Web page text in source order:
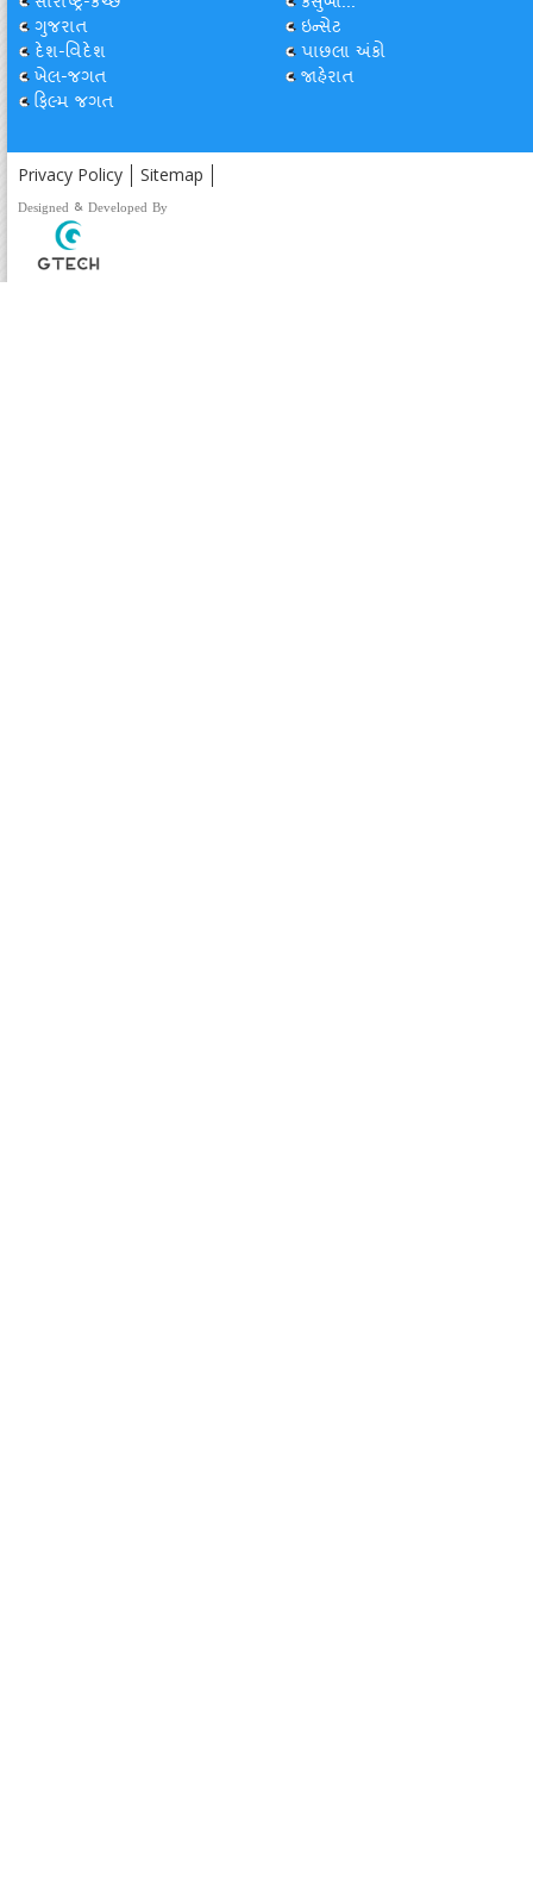
ગુજરાત
દેશ-વિદેશ
ખેલ-જગત
ફિલ્મ જગત
ઇન્સેટ
પાછલા અંકો
જાહેરાત
Privacy Policy Sitemap
Designed & Developed By